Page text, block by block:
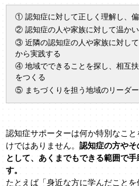
① 認知症に対して正しく理解し、
② 認知症の人や家族に対して温か
③ 近隣の認知症の人や家族に対し
から実践する
④ 地域でできることを探し、相互
をつくる
⑤ まちづくりを担う地域のリーダ
認知症サポーターは何か特別なこ
けではありません。 認知症の方や
として、あくまでもできる範囲で
す。
たとえば「身近な方に学んだこと